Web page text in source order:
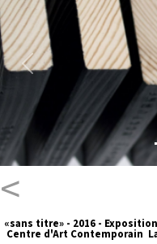
Previous
<
«sans titre» - 2016 -
Centre d'Art Contemporain